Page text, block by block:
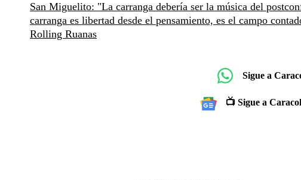
San Miguelito: "La carranga debería ser la música del
carranga es libertad desde el pensamiento, es el campo
Rolling Ruanas
Sigue a
📺 Sigue a